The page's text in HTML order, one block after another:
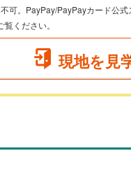
可。PayPay/PayPayカード公式
覧ください。
現地を見